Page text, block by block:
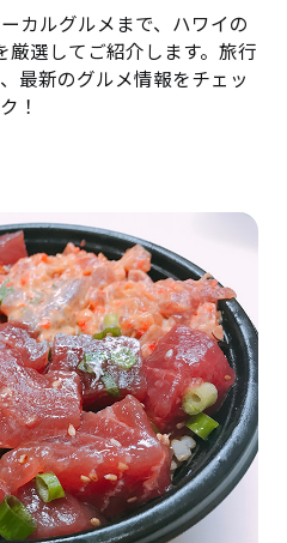
カルグルメまで、ハワイの
厳選してご紹介します。旅行
最新のグルメ情報をチェッ
ク！